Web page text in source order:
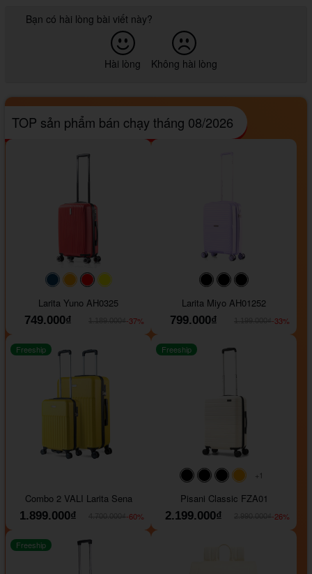
Bạn có hài lòng bài viết này?
Hài lòng Không hài lòng
TOP sản phẩm bán chạy tháng 08/2026
#093f69#ffa500#FF0000#FFFF00
Larita Yuno AH0325
749.000₫
-37%
#000000#000000
Larita Miyo AH01252
799.000₫
-33%
Freeship
Combo 2 VALI Larita Sena
1.899.000₫
-60%
#000000#000000
#000000
#ffa500
+1
Freeship
Pisani Classic FZA01
2.199.000₫
-26%
Freeship